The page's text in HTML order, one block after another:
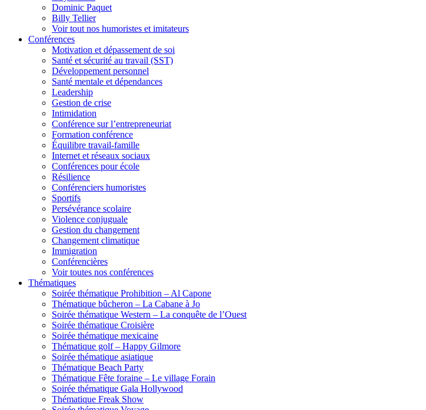
Dominic Paquet
Billy Tellier
Voir tout nos humoristes et imitateurs
Conférences
Motivation et dépassement de soi
Santé et sécurité au travail (SST)
Développement personnel
Santé mentale et dépendances
Leadership
Gestion de crise
Intimidation
Conférence sur l’entrepreneuriat
Formation conférence
Équilibre travail-famille
Internet et réseaux sociaux
Conférences pour école
Résilience
Conférenciers humoristes
Sportifs
Persévérance scolaire
Violence conjuguale
Gestion du changement
Changement climatique
Immigration
Conférencières
Voir toutes nos conférences
Thématiques
Soirée thématique Prohibition – Al Capone
Thématique bûcheron – La Cabane à Jo
Soirée thématique Western – La conquête de l’Ouest
Soirée thématique Croisière
Soirée thématique mexicaine
Thématique golf – Happy Gilmore
Soirée thématique asiatique
Thématique Beach Party
Thématique Fête foraine – Le village Forain
Soirée thématique Gala Hollywood
Thématique Freak Show